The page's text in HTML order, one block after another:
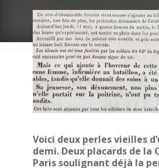
Voici deux perles vieilles
demi. Deux placards de la
Paris soulignant déjà la